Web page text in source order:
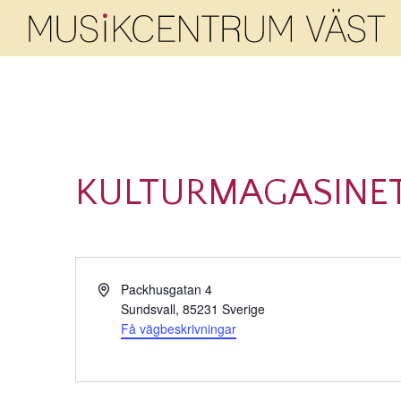
AdressPackhusgatan 4
Sundsvall, 85231 Sverige
Få vägbeskrivningar